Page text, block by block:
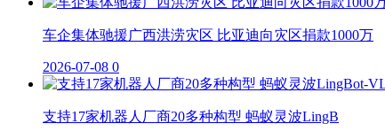
车企集体驰援广西洪涝灾区 比亚迪向灾区捐款1000万
2026-07-08 0
支持17家机器人厂商20多种构型 蚂蚁灵波LingB